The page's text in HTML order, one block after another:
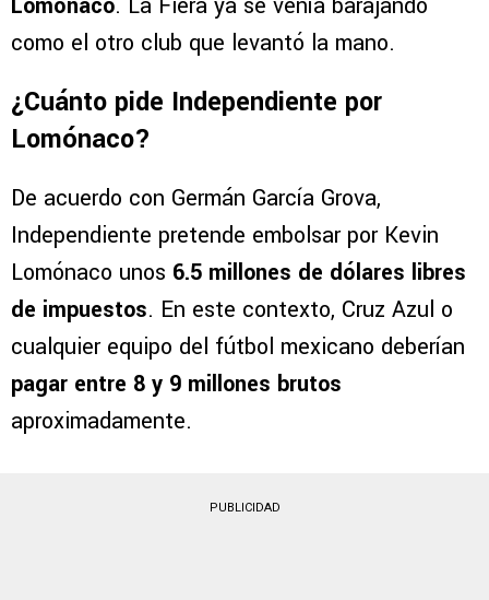
como el otro club que levantó la mano.
¿Cuánto pide Independiente por
Lomónaco?
De acuerdo con Germán García Grova,
Independiente pretende embolsar por Kevin
Lomónaco unos 6.5 millones de dólares libres
de impuestos. En este contexto, Cruz Azul o
cualquier equipo del fútbol mexicano deberían
pagar entre 8 y 9 millones brutos
aproximadamente.
PUBLICIDAD